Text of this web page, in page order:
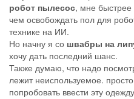
робот пылесос, мне
чем освобождать пол для
технике на ИИ.
Но начну я со швабры на
хочу дать последний шанс.
Также думаю, что надо
лежит неиспользуемое.
попробовать ввести эту